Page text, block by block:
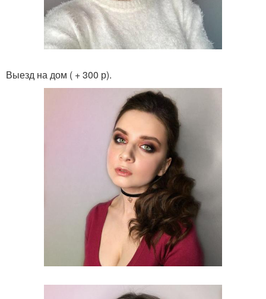
Выезд на дом ( + 300 р).